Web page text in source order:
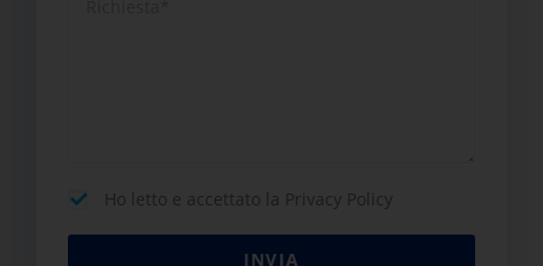
Ho letto e accettato la Privacy Policy
INVIA